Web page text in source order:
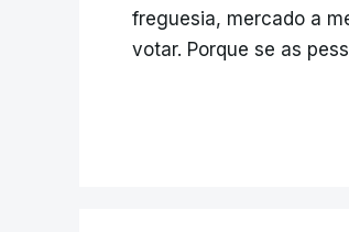
freguesia, mercado a
votar. Porque se as